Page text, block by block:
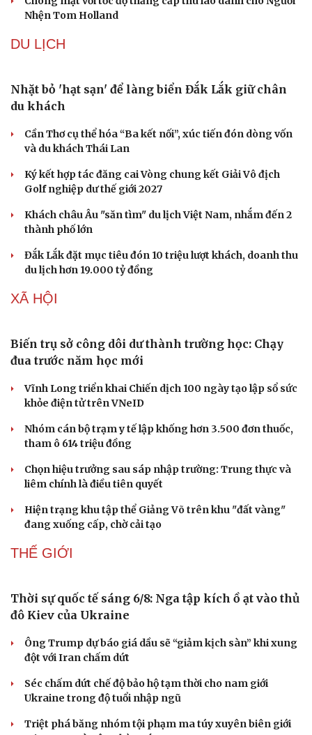
Sân khấu - Điện ảnh
Văn học
Âm nhạc
Di sản
Nghệ sĩ
điện ảnh tỷ đô năm 2026
đề bản quyền
MC Thanh Thanh Huyền, Tấn Ngà lan tỏa thông điệp
Chóng mặt với tốc độ thăng cấp thù lao dành cho Người
DU LỊCH
Nhặt bỏ 'hạt sạn' để làng biển Đắk Lắk giữ chân
du khách
Cần Thơ cụ thể hóa “Ba kết nối”, xúc tiến đón dòng vốn
và du khách Thái Lan
Ký kết hợp tác đăng cai Vòng chung kết Giải Vô địch
Golf nghiệp dư thế giới 2027
Khách châu Âu "săn tìm" du lịch Việt Nam, nhắm đến 2
thành phố lớn
Đắk Lắk đặt mục tiêu đón 10 triệu lượt khách, doanh thu
XÃ HỘI